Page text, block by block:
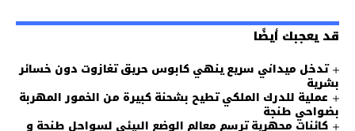
قد يعجبك أيضًا
تدخل ميداني سريع ينهي كابوس حريق تغازوت دون خسائر
بشرية
عملية للدرك الملكي تطيح بشحنة كبيرة من الخمور المهربة
بضواحي طنجة
كائنات مجهرية ترسم معالم الوضع البيئي لسواحل طنجة و